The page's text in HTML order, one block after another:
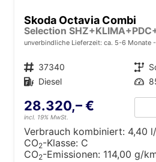
Skoda Octavia Combi
unverbindliche Lieferzeit: ca. 5-6 Monate
Fahrzeugnr. 37340 Getriebe
Kraftstoff Diesel Leistung
28.320,– €
incl. 19% MwSt.
Verbrauch kombiniert: 4,40
CO2-Klasse: C
CO2-Emissionen: 114,00 g/